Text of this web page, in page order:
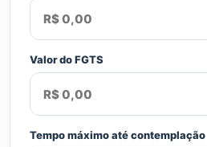
Valor do FGTS
Tempo máximo até contemplação